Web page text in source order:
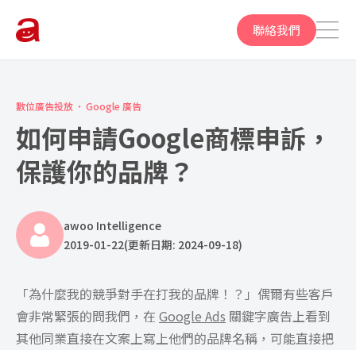
聯絡我們
數位廣告投放 Google 廣告
如何申請Google商標申訴，
保護你的品牌？
awoo Intelligence
2019-01-22(更新日期: 2024-09-18)
「為什麼我的競爭對手在打我的品牌！？」偶爾有些客戶
會非常緊張的問我們，在 Google Ads 關鍵字廣告上看到
其他同業直接在文案上寫上他們的品牌名稱，可能直接把